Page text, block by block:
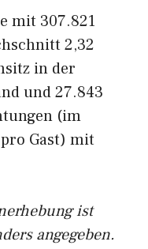
mit 307.821
2,32
in der
und 27.843
(im
Gast) mit
ist
angegeben.